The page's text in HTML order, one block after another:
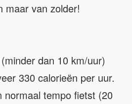
maar van zolder!
dan 10 km/uur)
330 calorieën per uur.
normaal tempo fietst (20